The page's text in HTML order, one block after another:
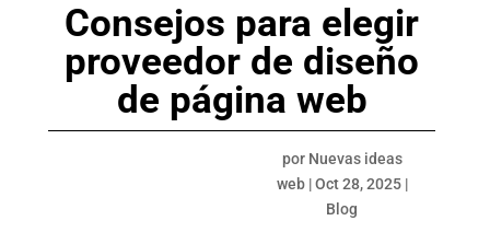
Consejos para elegir
proveedor de diseño
de página web
por Nuevas ideas
web|Oct 28, 2025|
Blog